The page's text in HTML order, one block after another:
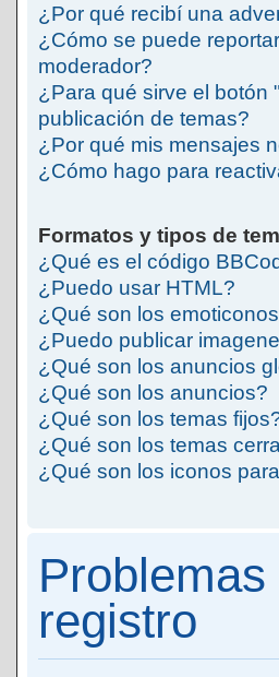
¿Por qué recibí una
¿Cómo se puede
moderador?
¿Para qué sirve el botón
publicación de temas?
¿Por qué mis mensajes
¿Cómo hago para
Formatos y tipos de
¿Qué es el código
¿Puedo usar HTML?
¿Qué son los
¿Puedo publicar
¿Qué son los anuncios
¿Qué son los anuncios?
¿Qué son los temas
¿Qué son los temas
¿Qué son los iconos
registro